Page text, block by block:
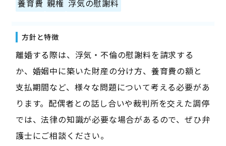
養育費 親権 浮気の慰謝料
方針と特徴
離婚する際は、浮気・不倫の慰謝料を請求する
か、婚姻中に築いた財産の分け方、養育費の額と
支払期間など、様々な問題について考える必要があ
ります。配偶者との話し合いや裁判所を交えた調停
では、法律の知識が必要な場合があるので、ぜひ弁
護士にご相談ください。